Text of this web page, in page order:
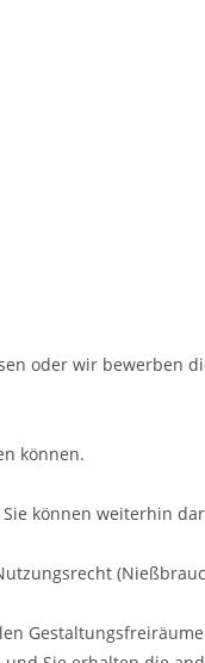
oder wir bewerben
können.
können weiterhin